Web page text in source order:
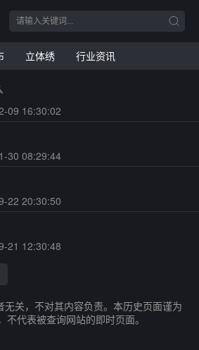
立体绣 行业资讯
09 16:30:02
30 08:29:44
22 20:30:50
21 12:30:48
关，不对其内容负责。本历史页面谨为
不代表被查询网站的即时页面。